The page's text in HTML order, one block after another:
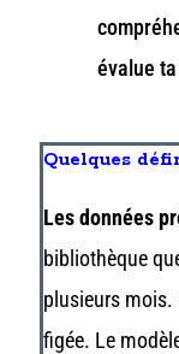
évalue
Quelques
Les données
bibliothèque
plusieurs mois.
figée. Le